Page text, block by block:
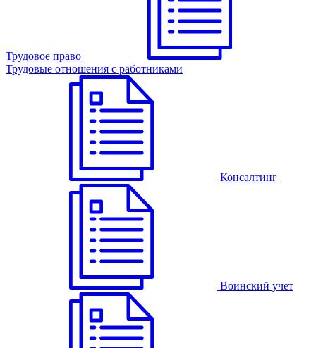
Трудовое право
Трудовые отношения с работниками
Консалтинг
Воинский учет